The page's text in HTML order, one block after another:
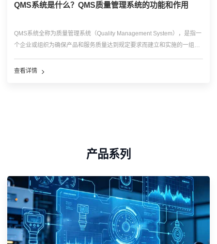
QMS系统是什么？QMS质量管理系统的功能和作用
QMS系统全称为质量管理系统（Quality Management System），是指一
个企业或组织为确保产品和服务质量达到规定要求而建立和实施的一组互
量管理体系，以满足客户需求、符合法规要求，并提高产品和服务的质
查看详情
产品系列